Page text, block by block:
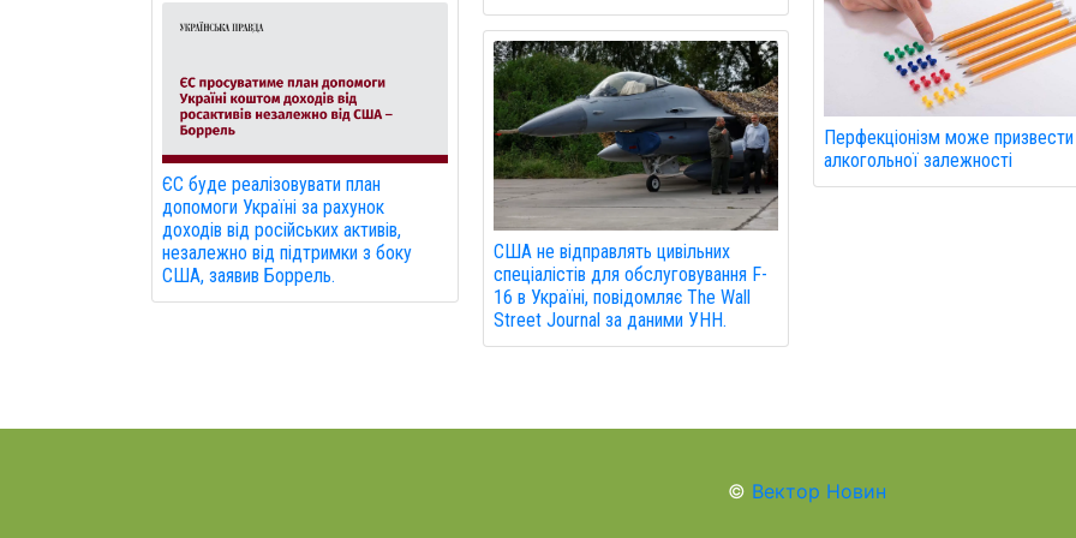
ЄС буде реалізовувати план
допомоги Україні за рахунок
доходів від російських активів,
незалежно від підтримки з боку
США, заявив Боррель.
США не відправлять цивільних
спеціалістів для обслуговування F-
16 в Україні, повідомляє The Wall
Street Journal за даними УНН.
Перфекціонізм може
алкогольної залежності
© Вектор Новин